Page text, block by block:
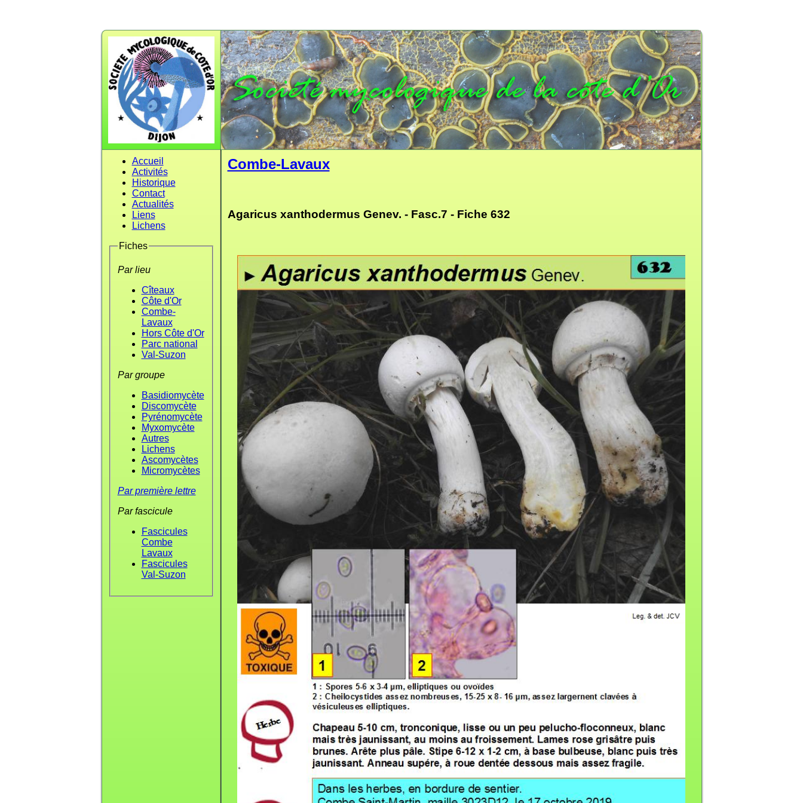
Accueil
Activités
Historique
Contact
Actualités
Liens
Lichens
Fiches
Par lieu
Cîteaux
Côte d'Or
Combe-
Lavaux
Hors Côte d'Or
Parc national
Val-Suzon
Par groupe
Basidiomycète
Discomycète
Pyrénomycète
Myxomycète
Autres
Lichens
Ascomycètes
Micromycètes
Par première lettre
Par fascicule
Fascicules
Combe
Lavaux
Fascicules
Val-Suzon
Combe-Lavaux
Agaricus xanthodermus Genev. - Fasc.7 - Fiche 632